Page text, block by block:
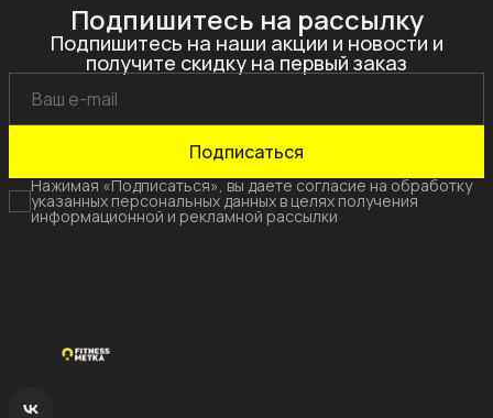
Подпишитесь на рассылку
Подпишитесь на наши акции и новости и
получите скидку на первый заказ
Подписаться
Нажимая «Подписаться», вы даете согласие на обработку
указанных персональных данных в целях получения
информационной и рекламной рассылки